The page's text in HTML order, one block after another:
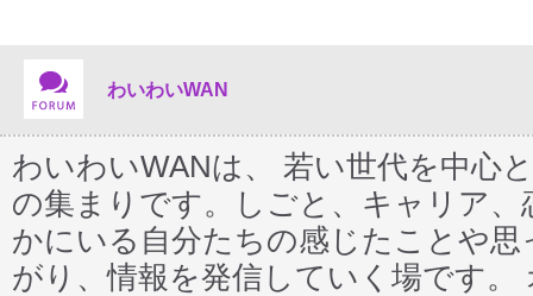
わいわいWAN
わいわいWANは、 若い世代を中心
の集まりです。しごと、キャリア
かにいる自分たちの感じたことや
がり、情報を発信していく場です